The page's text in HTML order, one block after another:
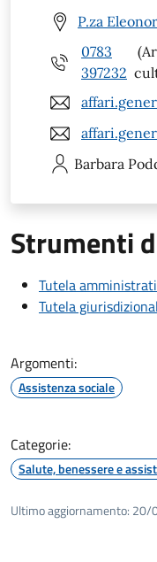
P.za
0783
397232
Barbara
Strumenti
Tutela
Tutela
Argomenti:
Assistenza sociale
Categorie:
Salute, benessere e
Ultimo aggiornamento: 20/